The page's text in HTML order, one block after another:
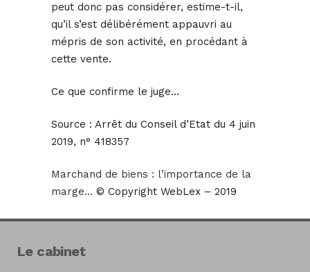
peut donc pas considérer, estime-t-il,
qu’il s’est délibérément appauvri au
mépris de son activité, en procédant à
cette vente.
Ce que confirme le juge…
Source : Arrêt du Conseil d’Etat du 4 juin
2019, n° 418357
Marchand de biens : l’importance de la
marge… © Copyright WebLex – 2019
Le cabinet